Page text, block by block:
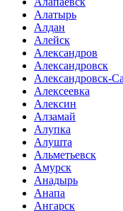
Алатырь
Алдан
Алейск
Александров
Александровск
Александровск-
Алексеевка
Алексин
Алзамай
Алупка
Алушта
Альметьевск
Амурск
Анадырь
Анапа
Ангарск